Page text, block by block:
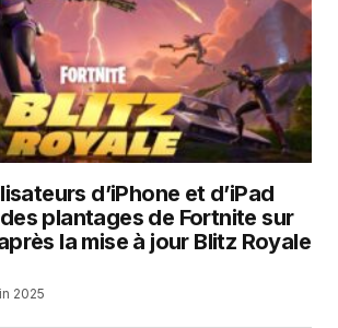
mon nom, mon e-mail et mon
le navigateur pour mon prochain
d’iPhone et d’iPad
plantages de Fortnite sur
la mise à jour Blitz Royale
2025